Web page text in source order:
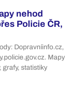
nehod
Policie ČR,
Dopravníinfo.cz,
Mapy
grafy, statistiky